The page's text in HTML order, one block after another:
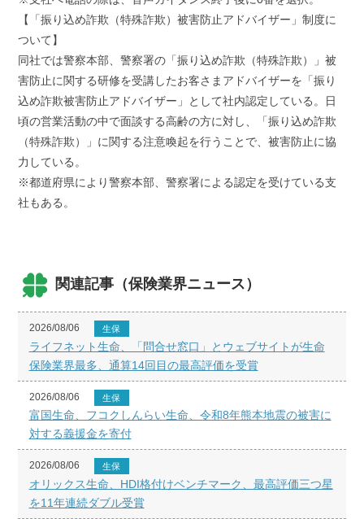
【「振り込め詐欺（特殊詐欺）被害防止アドバイザー」制度に
ついて】
同社では警察本部、警察署の「振り込め詐欺（特殊詐欺）」被
害防止に関する研修を受講したお客さまアドバイザーを「振り
込め詐欺被害防止アドバイザー」として社内認定している。日
頃の営業活動の中で面談する高齢の方に対し、「振り込め詐欺
（特殊詐欺）」に関する注意喚起を行うことで、被害防止に協
力している。
※都道府県により警察本部、警察署による認定を受けている支
社もある。
関連記事（保険業界ニュース）
2026/08/06 生保
ライフネット生命、「問合せ窓口」とウェブサイトが生命
保険業界最多、通算14回目の最高評価を受賞
2026/08/06 生保
富国生命、フコクしんらい生命、令和8年熊本地震の被害に
対する義援金を寄付
2026/08/06 生保
オリックス生命、HDI格付けベンチマーク、最高評価三つ星
を11年連続ダブル受賞